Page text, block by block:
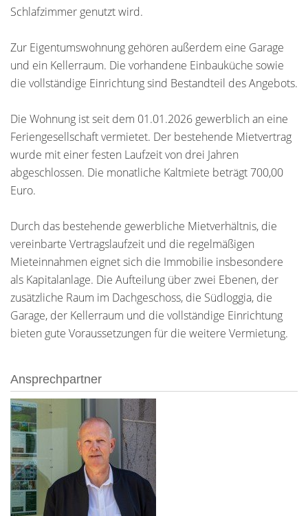
Schlafzimmer genutzt wird.
Zur Eigentumswohnung gehören außerdem eine Garage
und ein Kellerraum. Die vorhandene Einbauküche sowie
die vollständige Einrichtung sind Bestandteil des Angebots.
Die Wohnung ist seit dem 01.01.2026 gewerblich an eine
Feriengesellschaft vermietet. Der bestehende Mietvertrag
wurde mit einer festen Laufzeit von drei Jahren
abgeschlossen. Die monatliche Kaltmiete beträgt 700,00
Euro.
Durch das bestehende gewerbliche Mietverhältnis, die
vereinbarte Vertragslaufzeit und die regelmäßigen
Mieteinnahmen eignet sich die Immobilie insbesondere
als Kapitalanlage. Die Aufteilung über zwei Ebenen, der
zusätzliche Raum im Dachgeschoss, die Südloggia, die
Garage, der Kellerraum und die vollständige Einrichtung
bieten gute Voraussetzungen für die weitere Vermietung.
Ansprechpartner